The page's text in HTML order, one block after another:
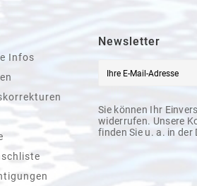
Infos
Newsletter
Sie können Ihr
widerrufen. Unsere
finden Sie u. a. in